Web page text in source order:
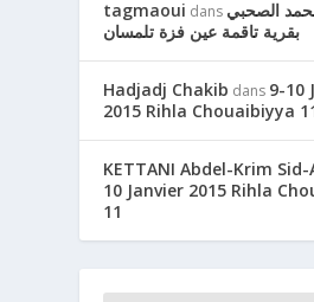
tagmaoui dans الصحبي
بقرية تاقمة عين فزة تلمسان
Hadjadj Chakib dans 9-10
2015 Rihla Chouaibiyya
KETTANI Abdel-Krim Sid-
10 Janvier 2015 Rihla
11